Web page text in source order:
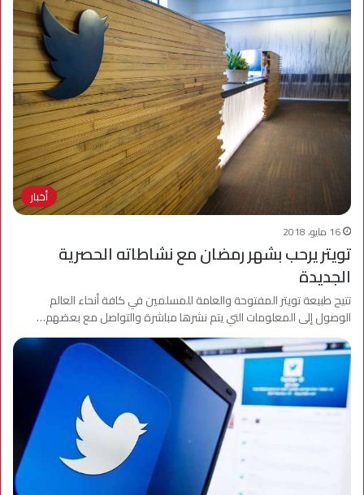
أخبار
16 مايو، 2018
تويتر يرحب بشهر رمضان مع نشاطاته الحصرية
الجديدة
تتيح طبيعة تويتر المفتوحة والعامة للمسلمين في كافة أنحاء العالم
الوصول إلى المعلومات التي يتم نشرها مباشرة والتواصل مع بعضهم…